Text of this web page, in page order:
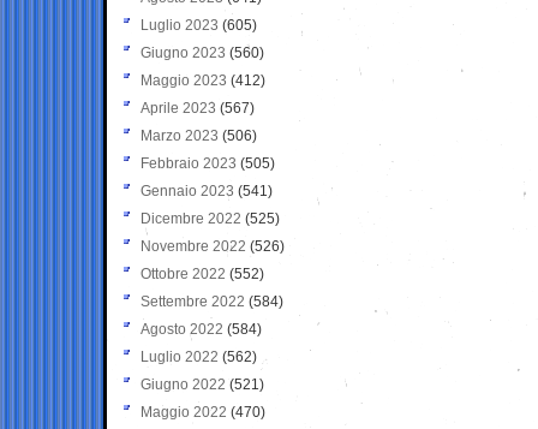
Luglio 2023 (605)
Giugno 2023 (560)
Maggio 2023 (412)
Aprile 2023 (567)
Marzo 2023 (506)
Febbraio 2023 (505)
Gennaio 2023 (541)
Dicembre 2022 (525)
Novembre 2022 (526)
Ottobre 2022 (552)
Settembre 2022 (584)
Agosto 2022 (584)
Luglio 2022 (562)
Giugno 2022 (521)
Maggio 2022 (470)